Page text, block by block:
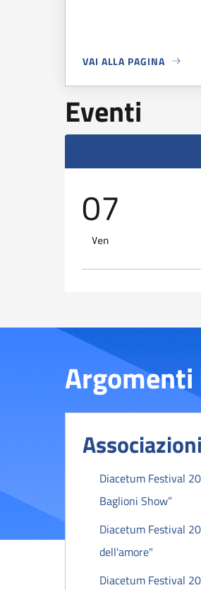
VAI ALLA PAGINA
A PROPOSITO DIPULIZIA
Eventi
07
Ven
Argomenti
Associazioni
Diacetum Festival
Baglioni Show”
Diacetum Festival
dell'amore"
Diacetum Festival